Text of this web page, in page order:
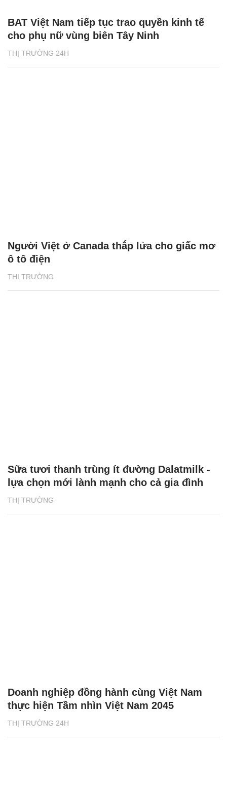
THỊ TRƯỜNG 24H
BAT Việt Nam tiếp tục trao quyền kinh tế
cho phụ nữ vùng biên Tây Ninh
THỊ TRƯỜNG
Người Việt ở Canada thắp lửa cho giấc mơ
ô tô điện
THỊ TRƯỜNG
Sữa tươi thanh trùng ít đường Dalatmilk -
lựa chọn mới lành mạnh cho cả gia đình
THỊ TRƯỜNG 24H
Doanh nghiệp đồng hành cùng Việt Nam
thực hiện Tầm nhìn Việt Nam 2045